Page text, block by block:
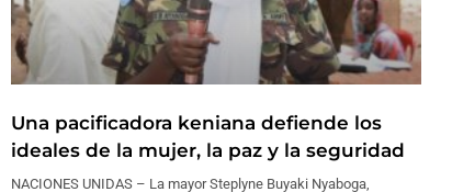
Una pacificadora keniana defiende los
ideales de la mujer, la paz y la seguridad
NACIONES UNIDAS – La mayor Steplyne Buyaki Nyaboga,